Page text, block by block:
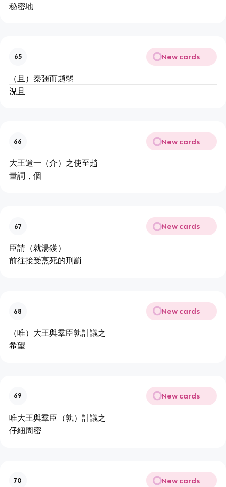
秘密地
65 New cards
（且）秦彊而趙弱
況且
66 New cards
大王遣一（介）之使至趙
量詞，個
67 New cards
臣請（就湯鑊）
前往接受烹死的刑罰
68 New cards
（唯）大王與羣臣孰計議之
希望
69 New cards
唯大王與羣臣（孰）計議之
仔細周密
70 New cards